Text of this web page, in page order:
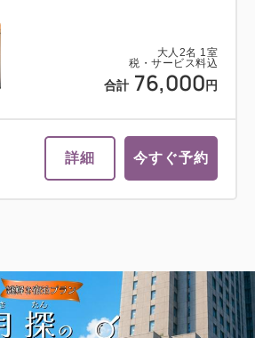
大人 2名 1室
税・サービス料込
合計 76,000 円
詳細 今すぐ予約